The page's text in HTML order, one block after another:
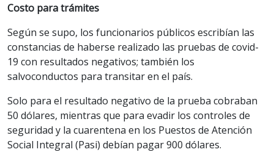
Costo para trámites
Según se supo, los funcionarios públicos escribían las
constancias de haberse realizado las pruebas de covid-
19 con resultados negativos; también los
salvoconductos para transitar en el país.
Solo para el resultado negativo de la prueba cobraban
50 dólares, mientras que para evadir los controles de
seguridad y la cuarentena en los Puestos de Atención
Social Integral (Pasi) debían pagar 900 dólares.